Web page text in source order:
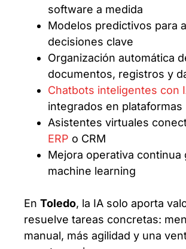
software a medida
Modelos predictivos para
decisiones clave
Organización automática
documentos, registros y
Chatbots inteligentes con
integrados en plataformas
Asistentes virtuales
ERP o CRM
Mejora operativa continua
machine learning
En Toledo, la IA solo aporta
resuelve tareas concretas:
manual, más agilidad y una